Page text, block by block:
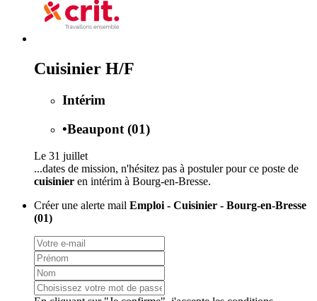
Cuisinier H/F
Intérim
•Beaupont (01)
Le 31 juillet
...dates de mission, n'hésitez pas à postuler pour ce poste de
cuisinier en intérim à Bourg-en-Bresse.
Créer une alerte mail Emploi - Cuisinier - Bourg-en-Bresse
(01)